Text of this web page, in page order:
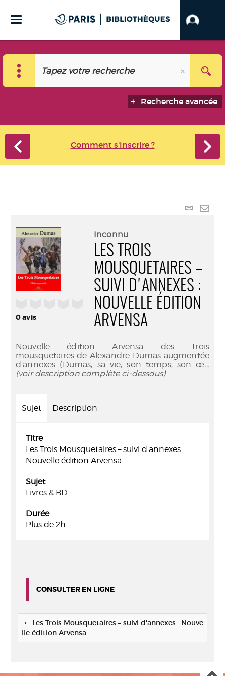
Recherche avancée
Comment s'inscrire ?
Lien
0avis
Inconnu
LES TROIS
MOUSQUETAIRES –
SUIVI D'ANNEXES :
NOUVELLE ÉDITION
ARVENSA
Nouvelle édition Arvensa des Trois
mousquetaires de Alexandre Dumas augmentée
d'annexes (Dumas, sa vie, son temps, son œ...
(voir description complète ci-dessous)
Sujet Description
Titre
Les Trois Mousquetaires – suivi d'annexes :
Nouvelle édition Arvensa
Sujet
Livres & BD
Durée
Plus de 2h.
CONSULTER EN LIGNE
Les Trois Mousquetaires – suivi d'annexes : Nouve
lle édition Arvensa